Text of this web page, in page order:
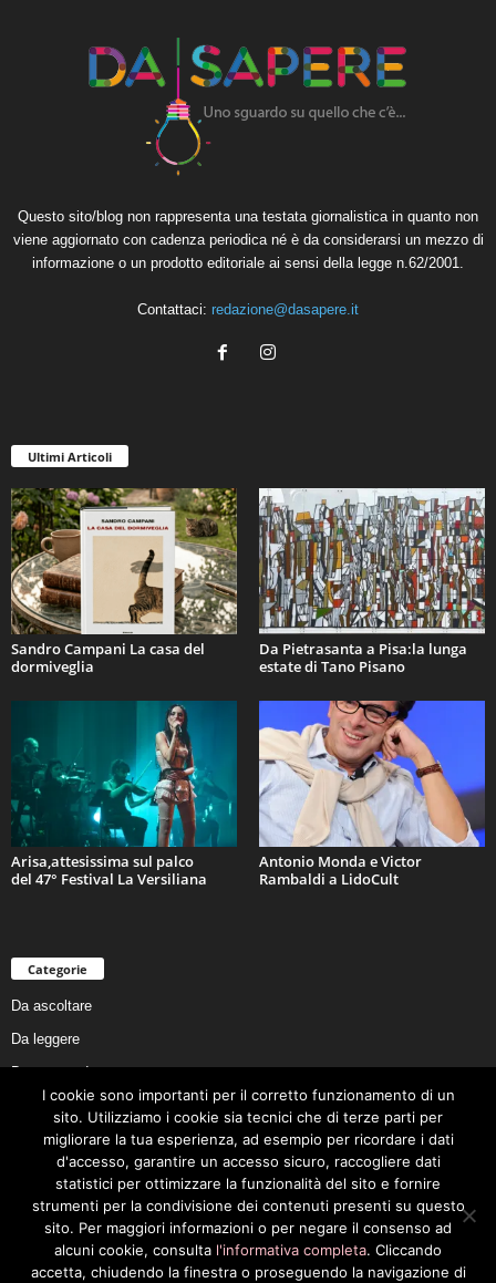
Questo sito/blog non rappresenta una testata giornalistica in quanto non
viene aggiornato con cadenza periodica né è da considerarsi un mezzo di
informazione o un prodotto editoriale ai sensi della legge n.62/2001.
Contattaci: redazione@dasapere.it
Ultimi Articoli
Sandro Campani La casa del
dormiveglia
Da Pietrasanta a Pisa:la lunga
estate di Tano Pisano
Arisa,attesissima sul palco
del 47° Festival La Versiliana
Antonio Monda e Victor
Rambaldi a LidoCult
Categorie
Da ascoltare
Da leggere
Da non perdere
Da conoscere
Da preservare
Da vivere
Cookie Policy
I cookie sono importanti per il corretto funzionamento di un
sito. Utilizziamo i cookie sia tecnici che di terze parti per
migliorare la tua esperienza, ad esempio per ricordare i dati
d'accesso, garantire un accesso sicuro, raccogliere dati
statistici per ottimizzare la funzionalità del sito e fornire
strumenti per la condivisione dei contenuti presenti su questo
sito. Per maggiori informazioni o per negare il consenso ad
alcuni cookie, consulta l'informativa completa. Cliccando
accetta, chiudendo la finestra o proseguendo la navigazione di